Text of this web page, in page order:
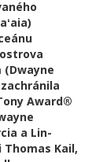
Award®
a Lin-
Kail,